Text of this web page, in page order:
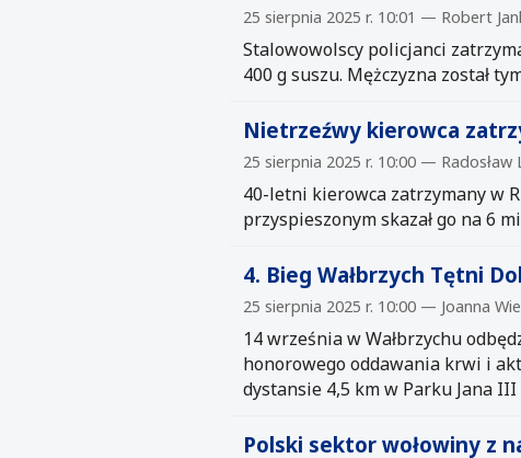
25 sierpnia 2025 r. 10:01 — Robert
Stalowowolscy policjanci
400 g suszu. Mężczyzna został
Nietrzeźwy kierowca
25 sierpnia 2025 r. 10:00 — Radosław
40-letni kierowca zatrzymany w
przyspieszonym skazał go na 6
4. Bieg Wałbrzych Tętni
25 sierpnia 2025 r. 10:00 — Joanna
14 września w Wałbrzychu
honorowego oddawania krwi i
dystansie 4,5 km w Parku Jana III
Polski sektor wołowiny z